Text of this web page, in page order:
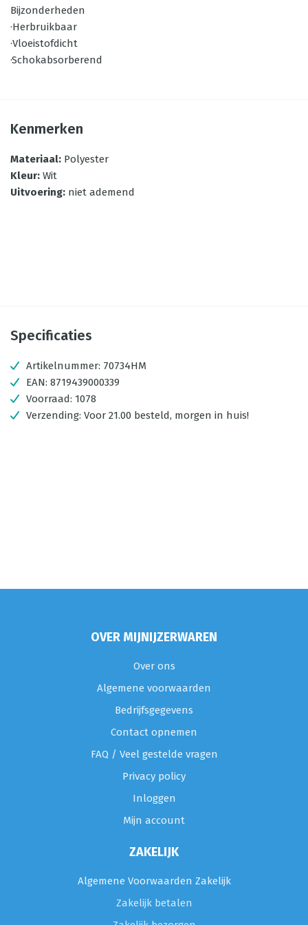
Bijzonderheden
·Herbruikbaar
·Vloeistofdicht
·Schokabsorberend
Kenmerken
Materiaal: Polyester
Kleur: Wit
Uitvoering: niet ademend
Specificaties
Artikelnummer: 70734HM
EAN: 8719439000339
Voorraad: 1078
Verzending: Voor 21.00 besteld, morgen in huis!
OVER MIJNIJZERWAREN
Over ons
Algemene voorwaarden
Bedrijfsgegevens
Contact opnemen
FAQ / Veel gestelde vragen
Privacy policy
Inloggen
Mijn account
ZAKELIJK
Algemene Voorwaarden Zakelijk
Zakelijk betalen